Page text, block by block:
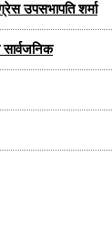
उपसभापति शर्मा
सार्वजनिक